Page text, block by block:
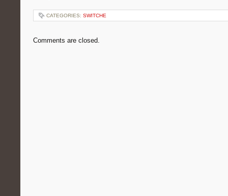
CATEGORIES: SWITCHE
Comments are closed.